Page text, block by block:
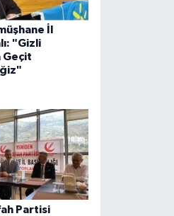
İl
"Gizli
Geçit
Partisi